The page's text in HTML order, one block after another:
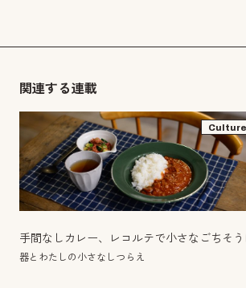
関連する連載
Culture
手間なしカレー、レコルテで小さなごちそう
器とわたしの小さなしつらえ